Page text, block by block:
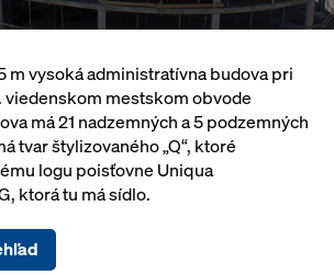
m vysoká administratívna budova pri
mestskom obvode
má 21 nadzemných a 5 podzemných
tvar štylizovaného „Q“, ktoré
logu poisťovne Uniqua
ktorá tu má sídlo.